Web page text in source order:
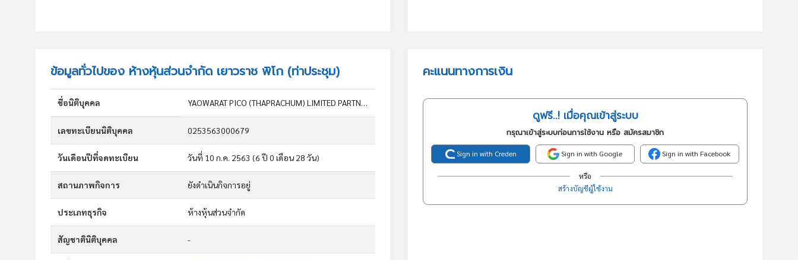
ข้อมูลทั่วไปของ ห้างหุ้นส่วนจำกัด เยาวราช พิโก (ท่าประชุม)
ชื่อนิติบุคคล YAOWARAT PICO (THAPRACHUM) LIMITED PARTNERSHIP
เลขทะเบียนนิติบุคคล 0253563000679
วันเดือนปีที่จดทะเบียน วันที่ 10 ก.ค. 2563 (6 ปี 0 เดือน 28 วัน)
สถานภาพกิจการ ยังดำเนินกิจการอยู่
ประเภทธุรกิจ ห้างหุ้นส่วนจำกัด
สัญชาตินิติบุคคล -
คะแนนทางการเงิน
ดูฟรี..! เมื่อคุณเข้าสู่ระบบ
กรุณาเข้าสู่ระบบก่อนการใช้งาน หรือ สมัครสมาชิก
Sign in with Creden Sign in with Google Sign in with Facebook
หรือ
สร้างบัญชีผู้ใช้งาน